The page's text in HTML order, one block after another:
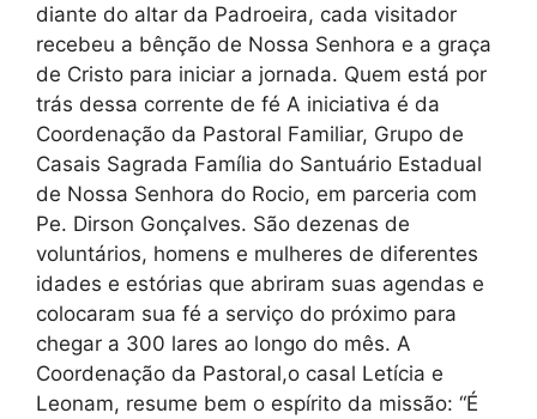
diante do altar da Padroeira, cada visitador
recebeu a bênção de Nossa Senhora e a graça
de Cristo para iniciar a jornada. Quem está por
trás dessa corrente de fé A iniciativa é da
Coordenação da Pastoral Familiar, Grupo de
Casais Sagrada Família do Santuário Estadual
de Nossa Senhora do Rocio, em parceria com
Pe. Dirson Gonçalves. São dezenas de
voluntários, homens e mulheres de diferentes
idades e estórias que abriram suas agendas e
colocaram sua fé a serviço do próximo para
chegar a 300 lares ao longo do mês. A
Coordenação da Pastoral,o casal Letícia e
Leonam, resume bem o espírito da missão: “É